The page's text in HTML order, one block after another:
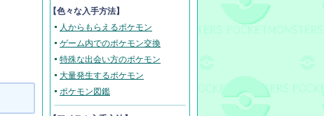
【色々な入手方法】
人からもらえるポケモン
ゲーム内でのポケモン交換
特殊な出会い方のポケモン
大量発生するポケモン
ポケモン図鑑